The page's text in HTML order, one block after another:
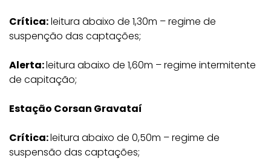
Crítica:leitura abaixo de 1,30m – regime de
suspenção das captações;
Alerta:leitura abaixo de 1,60m – regime intermitente
de capitação;
Estação Corsan Gravataí
Crítica:leitura abaixo de 0,50m – regime de
suspensão das captações;